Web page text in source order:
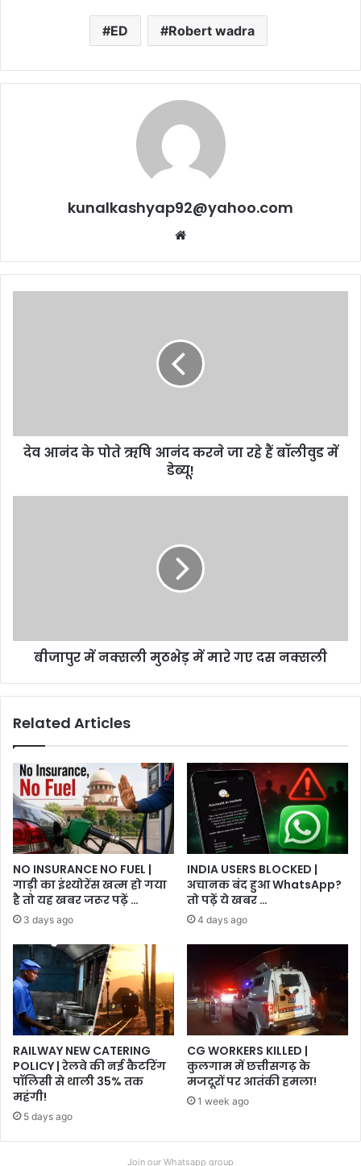
ED Robert wadra
kunalkashyap92@yahoo.com
रहे
देव आनंद के पोते ऋषि आनंद करने जा रहे हैं बॉलीवुड में
डेब्यू!
नक्सली
बीजापुर में नक्सली मुठभेड़ में मारे गए दस नक्सली
Related Articles
NO INSURANCE NO FUEL |
गाड़ी का इंश्योरेंस खत्म हो गया
है तो यह खबर जरूर पढ़ें …
3 days ago
INDIA USERS BLOCKED |
अचानक बंद हुआ WhatsApp?
तो पढ़ें ये खबर …
4 days ago
RAILWAY NEW CATERING
POLICY | रेलवे की नई कैटरिंग
पॉलिसी से थाली 35% तक
महंगी!
5 days ago
CG WORKERS KILLED |
कुलगाम में छत्तीसगढ़ के
मजदूरों पर आतंकी हमला!
1 week ago
Join our Whatsapp group